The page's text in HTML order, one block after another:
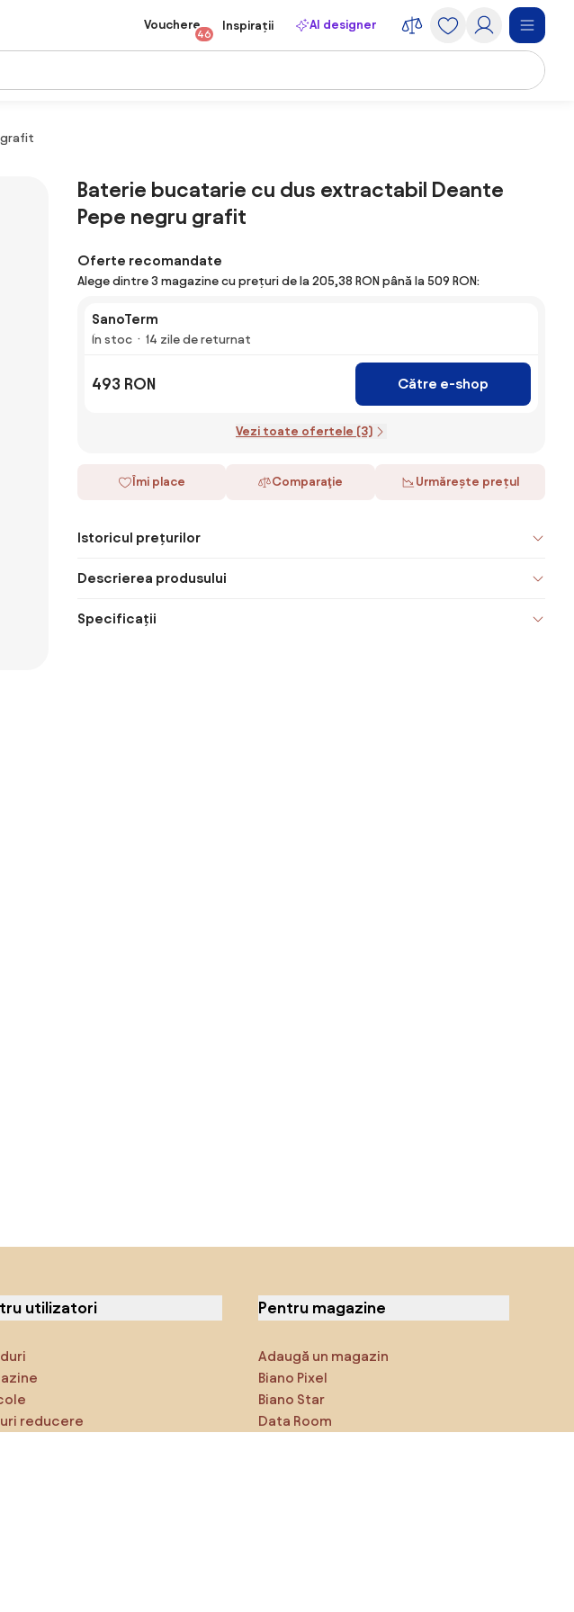
Vouchere
46
Inspirații AI designer
grafit
Baterie bucatarie cu dus extractabil Deante
Pepe negru grafit
Oferte recomandate
Alege dintre 3 magazine cu prețuri de la 205,38 RON până la 509 RON:
SanoTerm
În stoc 14 zile de returnat
493 RON Către e-shop
Vezi toate ofertele (3)
Îmi place Comparaţie Urmărește prețul
Istoricul prețurilor
Descrierea produsului
Specificații
utilizatori
reducere
Pentru magazine
Adaugă un magazin
Biano Pixel
Biano Star
Data Room